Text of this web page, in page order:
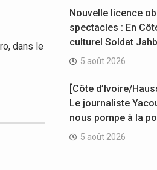
dans le
Nouvelle licence
spectacles : En
culturel Soldat
5 août 2026
[Côte d’Ivoire/
Le journaliste
nous pompe à la
5 août 2026